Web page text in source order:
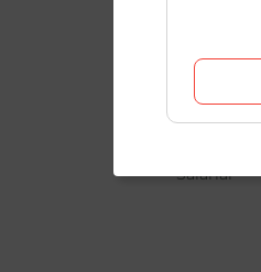
Nossas
Quem
Trabalhe
Forma de
Salarial